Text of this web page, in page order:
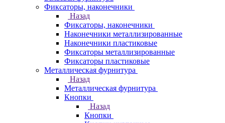
Фиксаторы, наконечники
Назад
Фиксаторы, наконечники
Наконечники металлизированные
Наконечники пластиковые
Фиксаторы металлизированные
Фиксаторы пластиковые
Металлическая фурнитура
Назад
Металлическая фурнитура
Кнопки
Назад
Кнопки